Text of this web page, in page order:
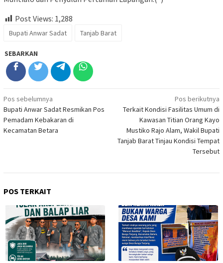
Post Views: 1,288
Bupati Anwar Sadat Tanjab Barat
SEBARKAN
Navigasi
pos
Pos sebelumnya
Bupati Anwar Sadat Resmikan Pos
Pemadam Kebakaran di
Kecamatan Betara
Pos berikutnya
Terkait Kondisi Fasilitas Umum di
Kawasan Titian Orang Kayo
Mustiko Rajo Alam, Wakil Bupati
Tanjab Barat Tinjau Kondisi Tempat
Tersebut
POS TERKAIT